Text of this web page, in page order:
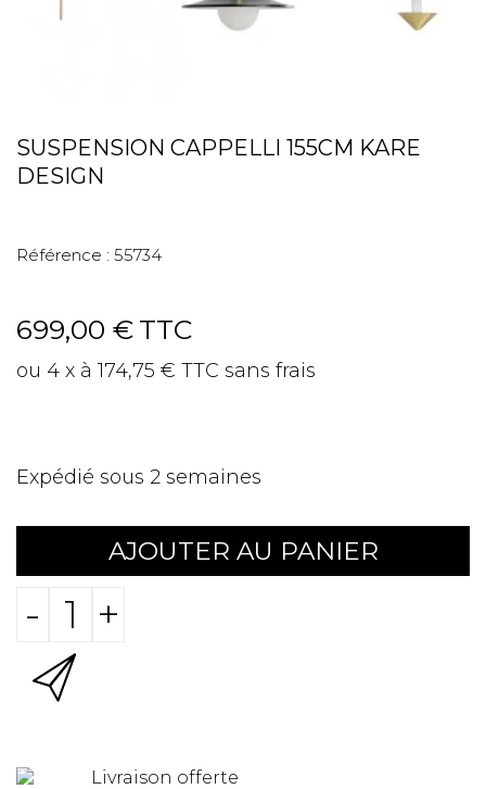
SUSPENSION CAPPELLI 155CM KARE
DESIGN
Référence : 55734
699,00 € TTC
ou 4 x à 174,75 € TTC sans frais
Expédié sous 2 semaines
AJOUTER AU PANIER
- +
Livraison offerte